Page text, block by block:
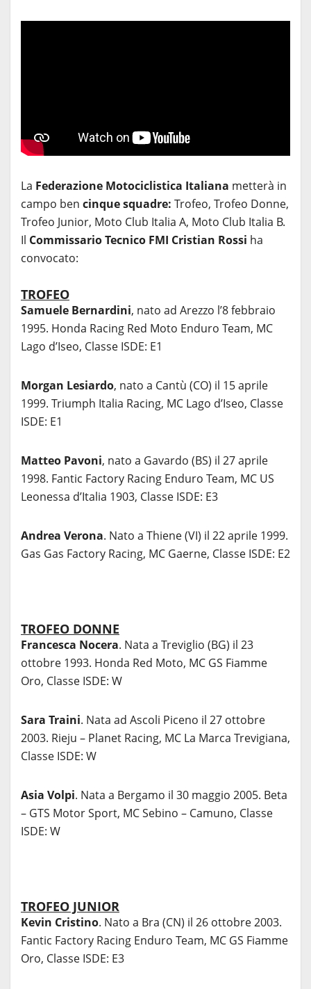
La Federazione Motociclistica Italiana metterà in
campo ben cinque squadre: Trofeo, Trofeo Donne,
Trofeo Junior, Moto Club Italia A, Moto Club Italia B.
Il Commissario Tecnico FMI Cristian Rossi ha
convocato:
TROFEO
Samuele Bernardini, nato ad Arezzo l’8 febbraio
1995. Honda Racing Red Moto Enduro Team, MC
Lago d’Iseo, Classe ISDE: E1
Morgan Lesiardo, nato a Cantù (CO) il 15 aprile
1999. Triumph Italia Racing, MC Lago d’Iseo, Classe
ISDE: E1
Matteo Pavoni, nato a Gavardo (BS) il 27 aprile
1998. Fantic Factory Racing Enduro Team, MC US
Leonessa d’Italia 1903, Classe ISDE: E3
Andrea Verona. Nato a Thiene (VI) il 22 aprile 1999.
Gas Gas Factory Racing, MC Gaerne, Classe ISDE: E2
TROFEO DONNE
Francesca Nocera. Nata a Treviglio (BG) il 23
ottobre 1993. Honda Red Moto, MC GS Fiamme
Oro, Classe ISDE: W
Sara Traini. Nata ad Ascoli Piceno il 27 ottobre
2003. Rieju – Planet Racing, MC La Marca Trevigiana,
Classe ISDE: W
Asia Volpi. Nata a Bergamo il 30 maggio 2005. Beta
– GTS Motor Sport, MC Sebino – Camuno, Classe
ISDE: W
TROFEO JUNIOR
Kevin Cristino. Nato a Bra (CN) il 26 ottobre 2003.
Fantic Factory Racing Enduro Team, MC GS Fiamme
Oro, Classe ISDE: E3